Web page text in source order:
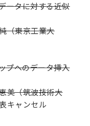
ータに対する近似
（東京工業大
プへのデータ挿入
美（筑波技術大
ャンセル